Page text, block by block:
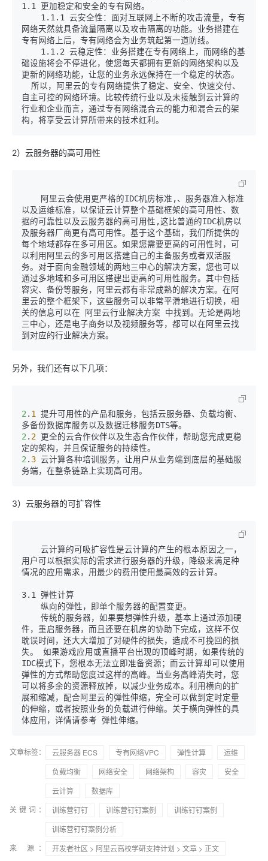
网络天然就具备流量隔离以及攻击隔离的功能。业务搭建在
专有网络上后，专有网络会为业务筑起第一道防线。
础设施将会不停进化，使您每天都拥有更新的网络架构以及
更新的网络功能，让您的业务永远保持在一个稳定的状态。
自主可控的网络环境。比较传统行业以及未接触到云计算的
行业和企业而言，通过专有网络混合云的能力和混合云的架
2）云服务器的高可用性
以及运维标准，以保证云计算整个基础框架的高可用性、数
据的可靠性以及云服务器的高可用性,这比普通的IDC机房以
及服务器厂商更有高可用性。基于这个基础，我们所提供的
每个地域都存在多可用区。如果您需要更高的可用性时，可
以利用阿里云的多可用区搭建自己的主备服务或者双活服
务。对于面向金融领域的两地三中心的解决方案，您也可以
通过多地域和多可用区搭建出更高的可用性服务。其中包括
容灾、备份等服务，阿里云都有非常成熟的解决方案。在阿
里云的整个框架下，这些服务可以非常平滑地进行切换，相
关的信息可以在 阿里云行业解决方案 中找到。无论是两地
三中心，还是电子商务以及视频服务等，都可以在阿里云找
另外，我们还有以下几项：
2 . 1
提升可用性的产品和服务，包括云服务器、负载均衡、
2 . 2 更全的云合作伙伴以及生态合作伙伴，帮助您完成更稳
2 . 3 云计算各种培训服务，让用户从业务端到底层的基础服
3）云服务器的可扩容性
用户可以根据实际的需求进行服务器的升级，降级来满足种
件，重启服务器，而且还要在机房的协助下完成，这样不仅
耽误时间，还大大增加了对硬件的损失，造成不可挽回的损
失。 如果游戏应用或直播平台出现的顶峰时期，如果传统的
IDC模式下，您根本无法立即准备资源；而云计算却可以使用
弹性的方式帮助您度过这样的高峰。当业务高峰消失时，您
可以将多余的资源释放掉，以减少业务成本。利用横向的扩
展和缩减，配合阿里云的弹性伸缩，完全可以做到定时定量
的伸缩，或者按照业务的负载进行伸缩。关于横向弹性的具
文章标签： 云服务器 ECS 专有网络VPC 弹性计算
运维
负载均衡
网络安全 网络架构 容灾
安全
云计算
数据库
关键词：
训练营钉钉 训练营钉钉案例
训练钉钉案例
训练营钉钉案例分析
来 源：
开发者社区 > 阿里云高校学研支持计划 > 文章 > 正文